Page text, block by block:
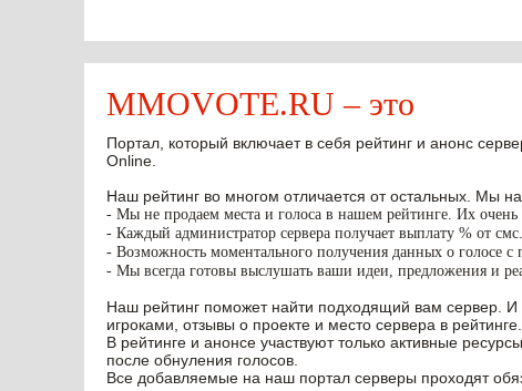
MMOVOTE.RU – это
Портал, который включает в себя рейтинг и анонс
Online.
Наш рейтинг во многом отличается от остальных. Мы
- Мы не продаем места и голоса в нашем рейтинге. Их
- Каждый администратор сервера получает выплату % от смс.
- Возможность моментального получения данных о голосе
- Мы всегда готовы выслушать ваши идеи, предложения и
Наш рейтинг поможет найти подходящий вам сервер. И
игроками, отзывы о проекте и место сервера в рейтинге.
В рейтинге и анонсе участвуют только активные
после обнуления голосов.
Все добавляемые на наш портал серверы проходят